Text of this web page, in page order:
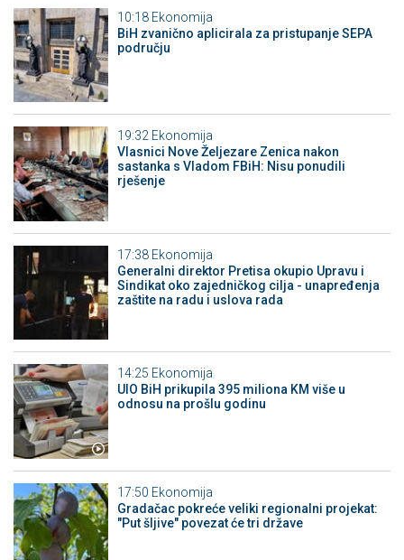
10:18 Ekonomija
BiH zvanično aplicirala za pristupanje SEPA
području
19:32 Ekonomija
Vlasnici Nove Željezare Zenica nakon
sastanka s Vladom FBiH: Nisu ponudili
rješenje
17:38 Ekonomija
Generalni direktor Pretisa okupio Upravu i
Sindikat oko zajedničkog cilja - unapređenja
zaštite na radu i uslova rada
14:25 Ekonomija
UIO BiH prikupila 395 miliona KM više u
odnosu na prošlu godinu
17:50 Ekonomija
Gradačac pokreće veliki regionalni projekat:
"Put šljive" povezat će tri države